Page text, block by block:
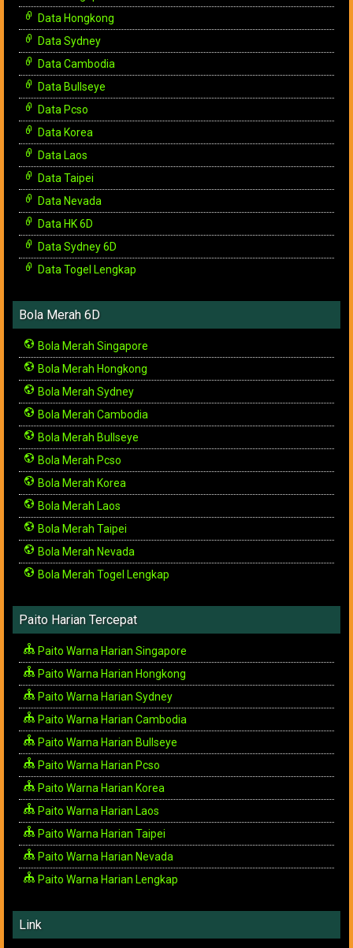
Data Hongkong
Data Sydney
Data Cambodia
Data Bullseye
Data Pcso
Data Korea
Data Laos
Data Taipei
Data Nevada
Data HK 6D
Data Sydney 6D
Data Togel Lengkap
Bola Merah 6D
Bola Merah Singapore
Bola Merah Hongkong
Bola Merah Sydney
Bola Merah Cambodia
Bola Merah Bullseye
Bola Merah Pcso
Bola Merah Korea
Bola Merah Laos
Bola Merah Taipei
Bola Merah Nevada
Bola Merah Togel Lengkap
Paito Harian Tercepat
Paito Warna Harian Singapore
Paito Warna Harian Hongkong
Paito Warna Harian Sydney
Paito Warna Harian Cambodia
Paito Warna Harian Bullseye
Paito Warna Harian Pcso
Paito Warna Harian Korea
Paito Warna Harian Laos
Paito Warna Harian Taipei
Paito Warna Harian Nevada
Paito Warna Harian Lengkap
Link